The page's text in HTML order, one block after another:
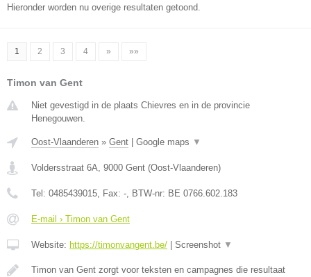
Hieronder worden nu overige resultaten getoond.
1 2 3 4 » »»
Timon van Gent
Niet gevestigd in de plaats Chievres en in de provincie
Henegouwen.
Oost-Vlaanderen » Gent Google maps ▼
Voldersstraat 6A, 9000 Gent (Oost-Vlaanderen)
Tel: 0485439015, Fax: -, BTW-nr: BE 0766.602.183
E-mail › Timon van Gent
Website: https://timonvangent.be/ Screenshot ▼
Timon van Gent zorgt voor teksten en campagnes die resultaat